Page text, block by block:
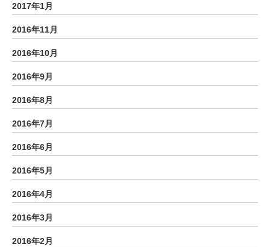
2017年1月
2016年11月
2016年10月
2016年9月
2016年8月
2016年7月
2016年6月
2016年5月
2016年4月
2016年3月
2016年2月